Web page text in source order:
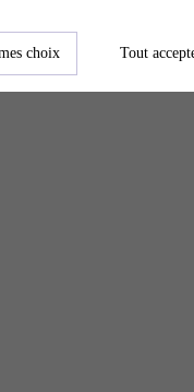
plus
choix Tout